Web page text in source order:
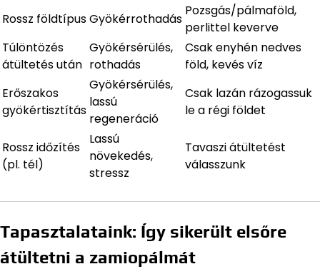
Rossz földtípusGyökérrothadás
Pozsgás/pálmaföld,
perlittel keverve
Túlöntözés
átültetés után
Gyökérsérülés,
rothadás
Csak enyhén nedves
föld, kevés víz
Erőszakos
gyökértisztítás
Gyökérsérülés,
lassú
regeneráció
Csak lazán rázogassuk
le a régi földet
Rossz időzítés
(pl. tél)
Lassú
növekedés,
stressz
Tavaszi átültetést
válasszunk
Tapasztalataink: Így sikerült elsőre
átültetni a zamiopálmát